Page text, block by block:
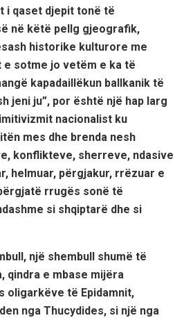
i qaset djepit tonë të
në këtë pellg gjeografik,
historike kulturore me
sotme jo vetëm e ka të
kapadaillëkun ballkanik të
jeni ju”, por është një hap larg
nacionalist ku
mes dhe brenda nesh
konflikteve, sherreve, ndasive
helmuar, përgjakur, rrëzuar e
rrugës sonë të
si shqiptarë dhe si
një shembull shumë të
qindra e mbase mijëra
oligarkëve të Epidamnit,
nga Thucydides, si një nga